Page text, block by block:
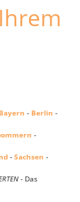
Bayern - Berlin -
-
-Sachsen -
- Das